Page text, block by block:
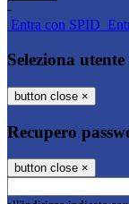
-
Entra con SPID
Seleziona utente
button close ×
Recupero
button close ×